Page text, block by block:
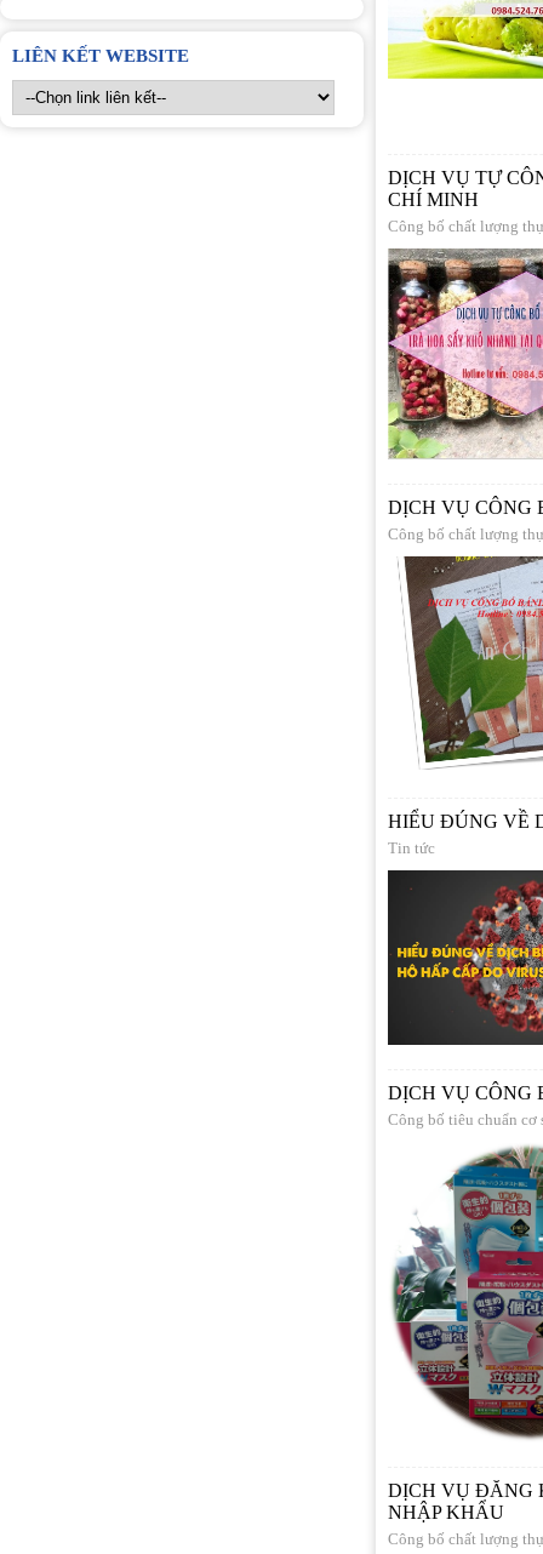
DỊCH VỤ TỰ
CHÍ MINH
Công bố chất lượng
DỊCH VỤ CÔNG
Công bố chất lượng
HIỂU ĐÚNG VỀ
Tin tức
DỊCH VỤ CÔNG
Công bố tiêu chuẩn cơ
DỊCH VỤ ĐĂNG
NHẬP KHẨU
Công bố chất lượng
LIÊN KẾT WEBSITE